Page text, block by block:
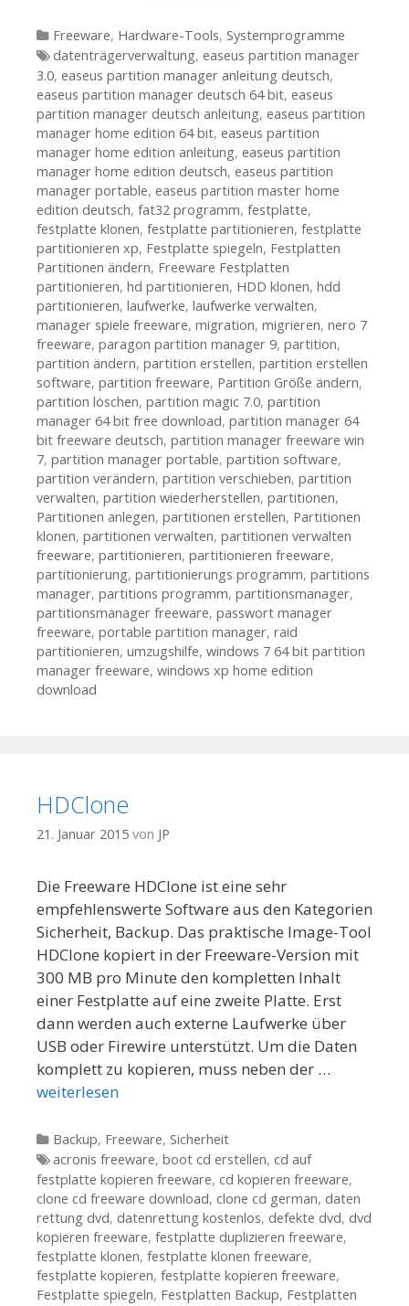
Kategorien
Freeware, Hardware-Tools, Systemprogramme
Tags
datenträgerverwaltung, easeus partition manager
3.0, easeus partition manager anleitung deutsch,
easeus partition manager deutsch 64 bit, easeus
partition manager deutsch anleitung, easeus partition
manager home edition 64 bit, easeus partition
manager home edition anleitung, easeus partition
manager home edition deutsch, easeus partition
manager portable, easeus partition master home
edition deutsch, fat32 programm, festplatte,
festplatte klonen, festplatte partitionieren, festplatte
partitionieren xp, Festplatte spiegeln, Festplatten
Partitionen ändern, Freeware Festplatten
partitionieren, hd partitionieren, HDD klonen, hdd
partitionieren, laufwerke, laufwerke verwalten,
manager spiele freeware, migration, migrieren, nero 7
freeware, paragon partition manager 9, partition,
partition ändern, partition erstellen, partition erstellen
software, partition freeware, Partition Größe ändern,
partition löschen, partition magic 7.0, partition
manager 64 bit free download, partition manager 64
bit freeware deutsch, partition manager freeware win
7, partition manager portable, partition software,
partition verändern, partition verschieben, partition
verwalten, partition wiederherstellen, partitionen,
Partitionen anlegen, partitionen erstellen, Partitionen
klonen, partitionen verwalten, partitionen verwalten
freeware, partitionieren, partitionieren freeware,
partitionierung, partitionierungs programm, partitions
manager, partitions programm, partitionsmanager,
partitionsmanager freeware, passwort manager
freeware, portable partition manager, raid
partitionieren, umzugshilfe, windows 7 64 bit partition
manager freeware, windows xp home edition
download
HDClone
21. Januar 2015 von JP
Die Freeware HDClone ist eine sehr
empfehlenswerte Software aus den Kategorien
Sicherheit, Backup. Das praktische Image-Tool
HDClone kopiert in der Freeware-Version mit
300 MB pro Minute den kompletten Inhalt
einer Festplatte auf eine zweite Platte. Erst
dann werden auch externe Laufwerke über
USB oder Firewire unterstützt. Um die Daten
komplett zu kopieren, muss neben der …
weiterlesen
Kategorien
Backup, Freeware, Sicherheit
Tags
acronis freeware, boot cd erstellen, cd auf
festplatte kopieren freeware, cd kopieren freeware,
clone cd freeware download, clone cd german, daten
rettung dvd, datenrettung kostenlos, defekte dvd, dvd
kopieren freeware, festplatte duplizieren freeware,
festplatte klonen, festplatte klonen freeware,
festplatte kopieren, festplatte kopieren freeware,
Festplatte spiegeln, Festplatten Backup, Festplatten